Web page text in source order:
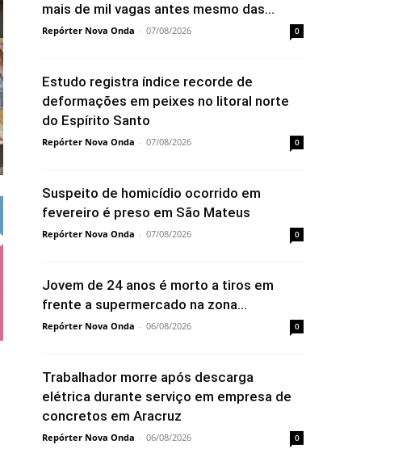
mais de mil vagas antes mesmo das...
Repórter Nova Onda - 07/08/2026 0
Estudo registra índice recorde de
deformações em peixes no litoral norte
do Espírito Santo
Repórter Nova Onda - 07/08/2026 0
Suspeito de homicídio ocorrido em
fevereiro é preso em São Mateus
Repórter Nova Onda - 07/08/2026 0
Jovem de 24 anos é morto a tiros em
frente a supermercado na zona...
Repórter Nova Onda - 06/08/2026 0
Trabalhador morre após descarga
elétrica durante serviço em empresa de
concretos em Aracruz
Repórter Nova Onda - 06/08/2026 0